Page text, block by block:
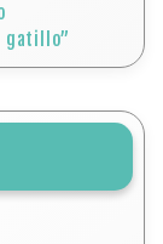
gatillo”